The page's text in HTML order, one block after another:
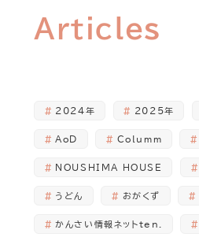
Articles
2024年 2025年
AoD Columm
NOUSHIMA HOUSE
うどん おがくず
かんさい情報ネットten.